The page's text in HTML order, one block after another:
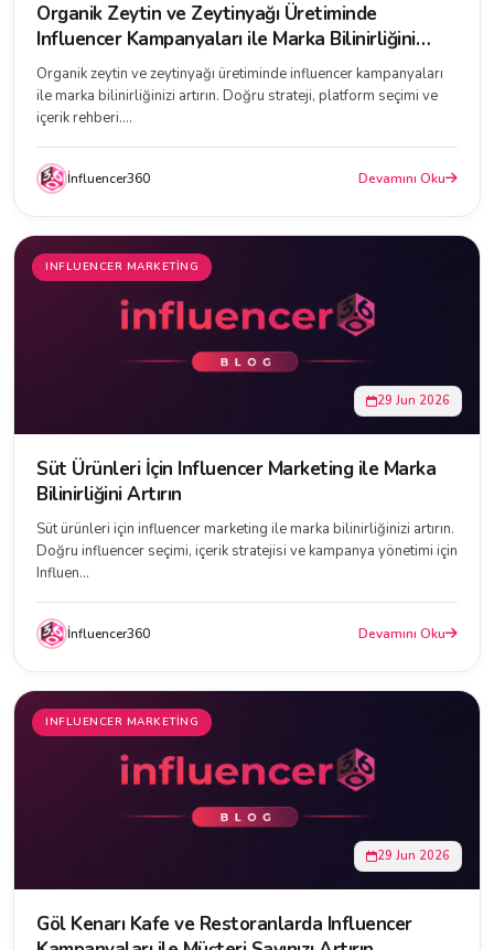
Organik Zeytin ve Zeytinyağı Üretiminde
Influencer Kampanyaları ile Marka Bilinirliğini
Artırmanın Yolları
Organik zeytin ve zeytinyağı üretiminde influencer kampanyaları
ile marka bilinirliğinizi artırın. Doğru strateji, platform seçimi ve
içerik rehberi....
İnfluencer360 Devamını Oku
INFLUENCER MARKETING
29 Jun 2026
Süt Ürünleri İçin Influencer Marketing ile Marka
Bilinirliğini Artırın
Süt ürünleri için influencer marketing ile marka bilinirliğinizi artırın.
Doğru influencer seçimi, içerik stratejisi ve kampanya yönetimi için
Influen...
İnfluencer360 Devamını Oku
INFLUENCER MARKETING
29 Jun 2026
Göl Kenarı Kafe ve Restoranlarda Influencer